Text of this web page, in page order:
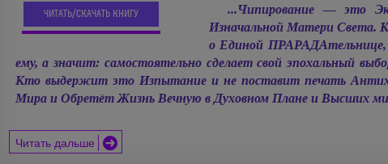
ЧИТАТЬ/СКАЧАТЬ КНИГУ
...Чипирование — это
Изначальной Матери Света.
о Единой
ему, а значит: самостоятельно сделает свой эпохальный
Кто выдержит это Изпытание и не поставит печать
Мира и Обретёт Жизнь Вечную в Духовном Плане и Высших
Читать дальше